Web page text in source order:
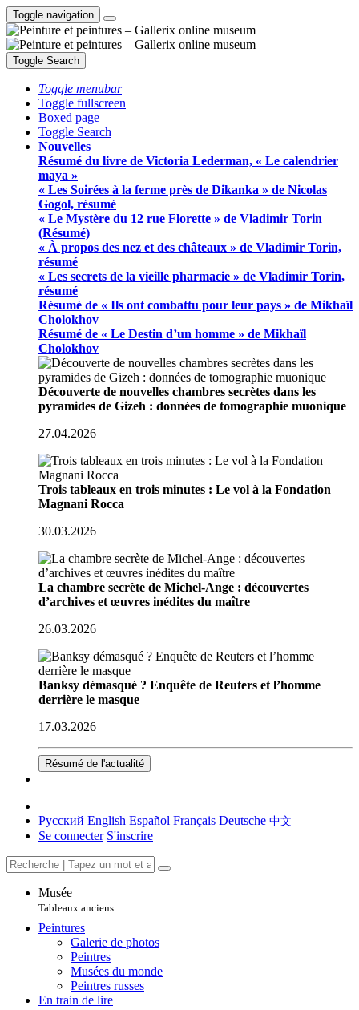
Toggle navigation
Toggle Search
Toggle menubar
Toggle fullscreen
Boxed page
Toggle Search
Nouvelles
Résumé du livre de Victoria Lederman, « Le calendrier
maya »
« Les Soirées à la ferme près de Dikanka » de Nicolas
Gogol, résumé
« Le Mystère du 12 rue Florette » de Vladimir Torin
(Résumé)
« À propos des nez et des châteaux » de Vladimir Torin,
résumé
« Les secrets de la vieille pharmacie » de Vladimir Torin,
résumé
Résumé de « Ils ont combattu pour leur pays » de Mikhaïl
Cholokhov
Résumé de « Le Destin d’un homme » de Mikhaïl
Cholokhov
Découverte de nouvelles chambres secrètes dans les
pyramides de Gizeh : données de tomographie muonique
27.04.2026
Trois tableaux en trois minutes : Le vol à la Fondation
Magnani Rocca
30.03.2026
La chambre secrète de Michel-Ange : découvertes
d’archives et œuvres inédites du maître
26.03.2026
Banksy démasqué ? Enquête de Reuters et l’homme
derrière le masque
17.03.2026
Résumé de l'actualité
Русский English Español Français Deutsche 中文
Se connecter S'inscrire
Musée
Tableaux anciens
Peintures
Galerie de photos
Peintres
Musées du monde
Peintres russes
En train de lire